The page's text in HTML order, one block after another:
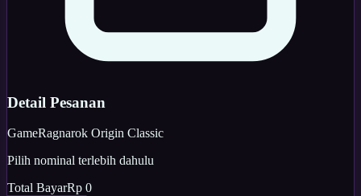
Detail Pesanan
GameRagnarok Origin Classic
Pilih nominal terlebih dahulu
Total BayarRp 0